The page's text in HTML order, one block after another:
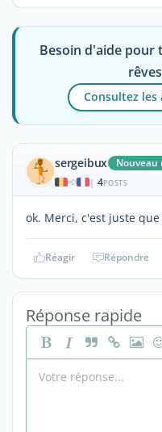
Besoin d'aide pour
Consultez les
sergeibux Nouveau
| 4POSTS
ok. Merci, c'est juste
Réagir Répondre
Réponse rapide